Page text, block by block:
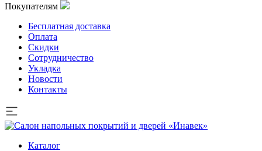
Покупателям
Бесплатная доставка
Оплата
Скидки
Сотрудничество
Укладка
Новости
Контакты
Каталог